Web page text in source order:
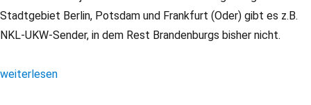
Stadtgebiet Berlin, Potsdam und Frankfurt (Oder) gibt es z.B.
NKL-UKW-Sender, in dem Rest Brandenburgs bisher nicht.
„FR-BB: Stellungnahme zur Audio-Strategie der mabb“
weiterlesen